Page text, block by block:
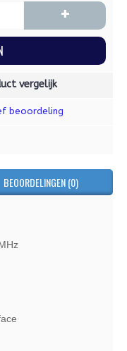
+
vergelijk
beoordeling
BEOORDELINGEN (0)